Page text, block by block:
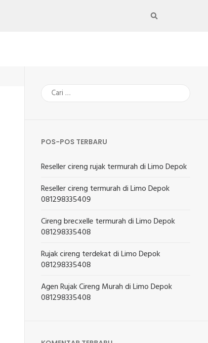
Cari
untuk:
POS-POS TERBARU
Reseller cireng rujak termurah di Limo Depok
Reseller cireng termurah di Limo Depok
081298335409
Cireng brecxelle termurah di Limo Depok
081298335408
Rujak cireng terdekat di Limo Depok
081298335408
Agen Rujak Cireng Murah di Limo Depok
081298335408